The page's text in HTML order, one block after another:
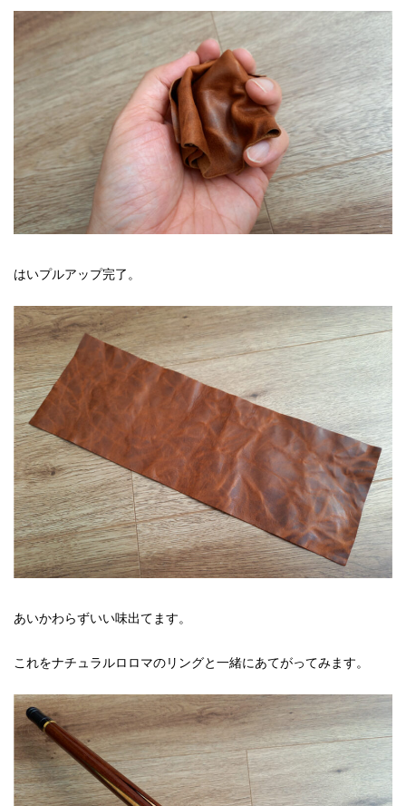
はいプルアップ完了。
あいかわらずいい味出てます。
これをナチュラルロロマのリングと一緒にあてがってみます。